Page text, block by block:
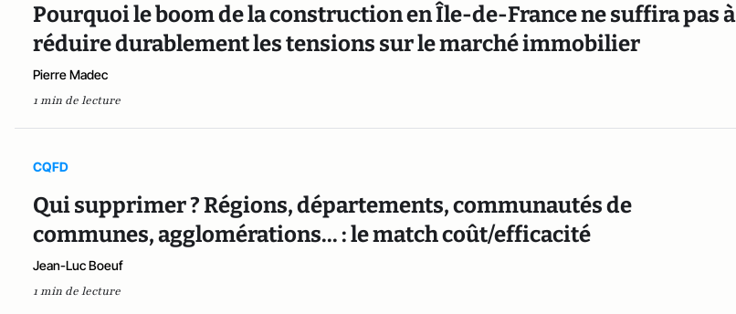
Pourquoi le boom de la construction en Île-de-France ne suffira pas à
réduire durablement les tensions sur le marché immobilier
Pierre Madec
1 min de lecture
CQFD
Qui supprimer ? Régions, départements, communautés de
communes, agglomérations... : le match coût/efficacité
Jean-Luc Boeuf
1 min de lecture